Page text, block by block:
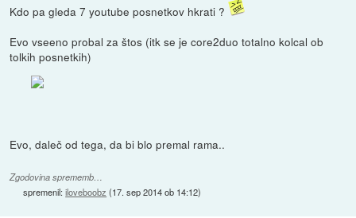
Kdo pa gleda 7 youtube posnetkov hkrati ?
Evo vseeno probal za štos (itk se je core2duo totalno kolcal ob
tolkih posnetkih)
Evo, daleč od tega, da bi blo premal rama..
Zgodovina sprememb…
spremenil:iloveboobz (17. sep 2014 ob 14:12)